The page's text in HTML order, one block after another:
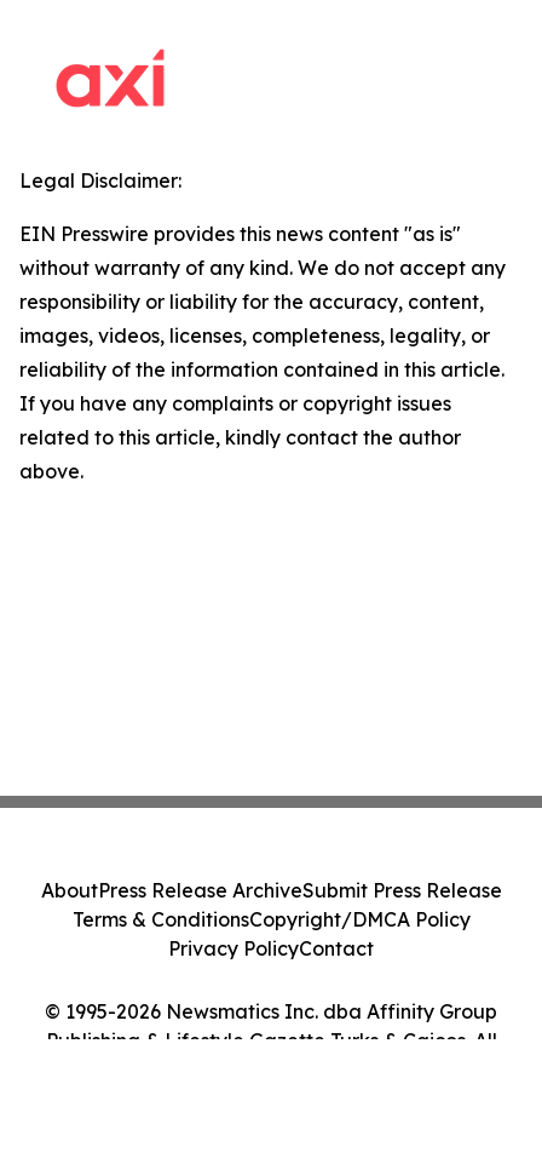
Legal Disclaimer:
EIN Presswire provides this news content "as is"
without warranty of any kind. We do not accept any
responsibility or liability for the accuracy, content,
images, videos, licenses, completeness, legality, or
reliability of the information contained in this article.
If you have any complaints or copyright issues
related to this article, kindly contact the author
above.
© 1995-2026 Newsmatics Inc. dba Affinity Group
Publishing & Lifestyle Gazette Turks & Caicos. All
AboutPress Release ArchiveSubmit Press Release
Terms & ConditionsCopyright/DMCA Policy
Privacy PolicyContact